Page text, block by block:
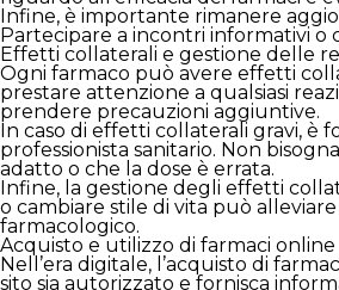
Infine, è importante rimanere
Partecipare a incontri informativi
Effetti collaterali e gestione delle
Ogni farmaco può avere effetti
prestare attenzione a qualsiasi
prendere precauzioni aggiuntive.
In caso di effetti collaterali gravi,
professionista sanitario. Non
adatto o che la dose è errata.
Infine, la gestione degli effetti
o cambiare stile di vita può
farmacologico.
Acquisto e utilizzo di farmaci online
Nell’era digitale, l’acquisto di
sito sia autorizzato e fornisca